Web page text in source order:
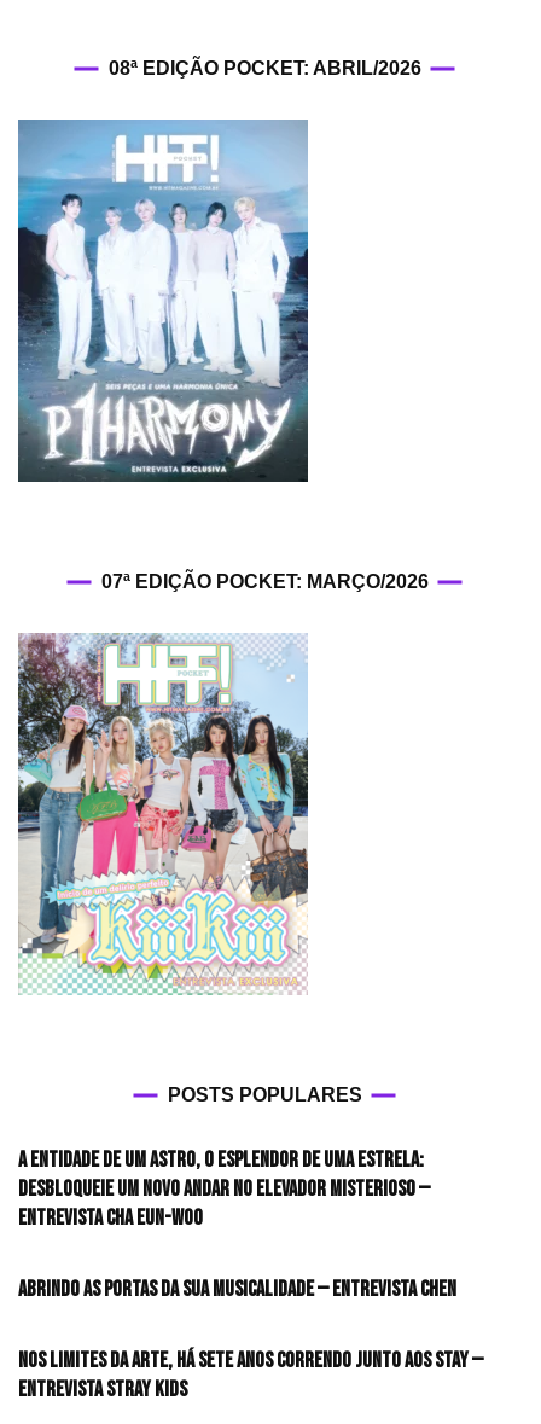
08ª EDIÇÃO POCKET: ABRIL/2026
07ª EDIÇÃO POCKET: MARÇO/2026
POSTS POPULARES
A entidade de um astro, o esplendor de uma estrela:
desbloqueie um novo andar no elevador misterioso —
Entrevista CHA EUN-WOO
Abrindo as portas da sua musicalidade — Entrevista CHEN
Nos limites da arte, há sete anos correndo junto aos STAY —
Entrevista Stray Kids